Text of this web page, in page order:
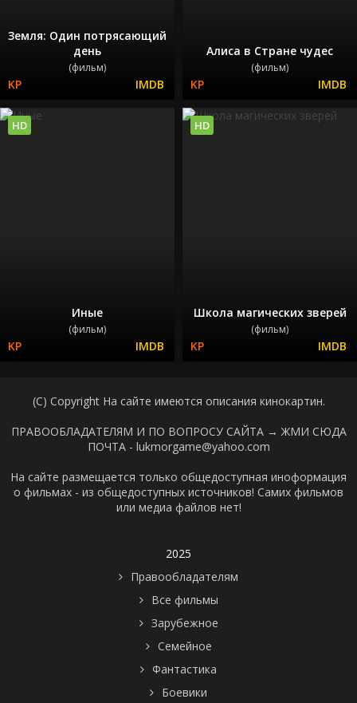
Земля: Один потрясающий
день
(фильм)
Алиса в Стране чудес
(фильм)
Иные
(фильм)
HD
Школа магических зверей
(фильм)
HD
(C) Copyright На сайте имеются описания кинокартин.
ПРАВООБЛАДАТЕЛЯМ И ПО ВОПРОСУ САЙТА → ЖМИ СЮДА
ПОЧТА - lukmorgame@yahoo.com
На сайте размещается только общедоступная иноформация
о фильмах - из общедоступных источников! Самих фильмов
или медиа файлов нет!
2025
Правообладателям
Все фильмы
Зарубежное
Семейное
Фантастика
Боевики